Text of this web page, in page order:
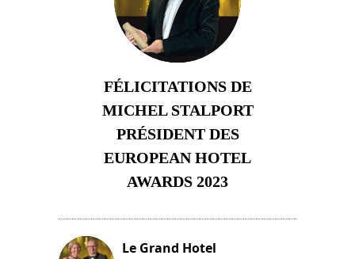
FÉLICITATIONS DE
MICHEL STALPORT
PRÉSIDENT DES
EUROPEAN HOTEL
AWARDS 2023
Le Grand Hotel